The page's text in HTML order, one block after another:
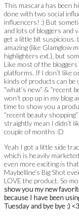
This mascara has been
done with two social
influencers! :) But
and lots of bloggers and
get a little bit
amazing (like Glamglow
highlighters ext.), but
Like most of the
platforms. If I don’t like
kinds of products can be
“what’s new” & “recent
won’t pop up in my blog
time to show you a
“recent beauty
straightly mean I didn’t
couple of months :D
Yeah I got a little side
which is heavily
even more exciting is
Maybelline’s Big Shot
LOVE the product. So
show you my new
because I have been
Tuesday and bye bye :)